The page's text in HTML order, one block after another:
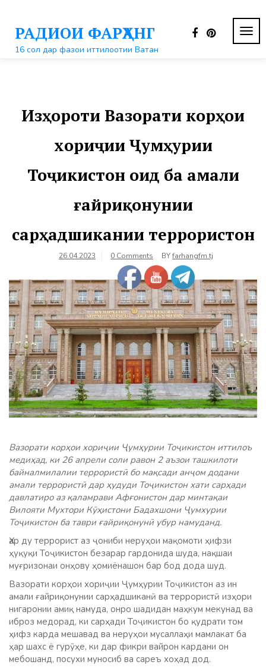
контентуРАДИОИ ФАРҲАНГ
16 сол дар фазои иттилоотии Ватан
Изҳороти Вазорати корҳои
хориҷии Ҷумҳурии
Тоҷикистон оид ба амали
ғайриқонунии
сарҳадшикании террористон
26.04.2023 0 Comments BYfarhangfm.tj
Вазорати корҳои хориҷии Ҷумҳурии Тоҷикистон иттилоъ
медиҳад, ки 26 апрели соли равон 2 аъзои ташкилоти
байналмилалии террористӣ бо мақсади анҷом додани
амали террористӣ дар ҳудуди Тоҷикистон хати сарҳади
давлатиро аз қаламрави Афғонистон дар минтақаи
Вилояти Мухтори Кӯҳистони Бадахшони Ҷумхурии
Тоҷикистон ба таври ғайриқонунӣ убур намуданд.
Ҳар ду террорист аз ҷониби неруҳои мақомоти ҳифзи
ҳуқуқи Тоҷикистон безарар гардонида шуда, нақшаи
муғризонаи онҳову ҳомиёнашон бар бод дода шуд.
Вазорати корҳои хориҷии Ҷумҳурии Тоҷикистон аз ин
амали ғайриқонунии сарҳадшиканӣ ва террористӣ изҳори
нигаронии амиқ намуда, онро шадидан маҳкум мекунад ва
иброз медорад, ки сарҳади Тоҷикистон бо қудрати том
ҳифз карда мешавад ва неруҳои мусаллаҳи мамлакат ба
ҳар шахс ё гурӯҳе, ки дар фикри вайрон кардани он
мебошанд, посухи муносиб ва сареъ хоҳад дод.